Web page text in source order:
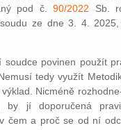
pod č. 90/2022 Sb.
soudu ze dne 3. 4.
povinen použít
tedy využít
Nicméně
by jí doporučená
čem a proč se od ní